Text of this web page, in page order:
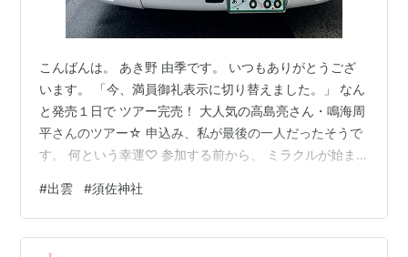
こんばんは。 あき野 由季です。 いつもありがとうござ
います。 「今、満員御礼表示に切り替えました。」 なん
と発売１日で ツアー完売！ 大人気の高島亮さん・鳴海周
平さんのツアー☆ 申込み、私が最後の一人だったそうで
す。 何という幸運♡ 参加する前から、 ミラクルが始ま
雷が鳴っていました。 予定時刻３０分遅れで、出雲へ向
けて出発です。 出雲縁結び空港で、亮さんとなるみんに
お会いできて大感激！ ８８８のバスに乗り込み、いざ出
#出雲 #須佐神社